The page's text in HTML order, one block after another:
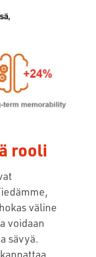
rooli
väline
voidaan
sävyä.